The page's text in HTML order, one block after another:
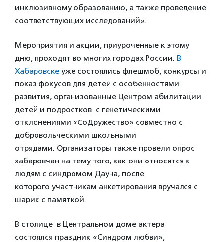
инклюзивному образованию, а также проведение
соответствующих исследований».
Мероприятия и акции, приуроченные к этому
дню, проходят во многих городах России. В
Хабаровске уже состоялись флешмоб, конкурсы и
показ фокусов для детей с особенностями
развития, организованные Центром абилитации
детей и подростков с генетическими
отклонениями «СоДружество» совместно с
добровольческими школьными
отрядами. Организаторы также провели опрос
хабаровчан на тему того, как они относятся к
людям с синдромом Дауна, после
которого участникам анкетирования вручался с
шарик с памяткой.
В столице в Центральном доме актера
состоялся праздник «Синдром любви»,